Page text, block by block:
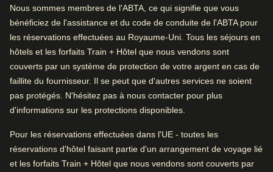
Chaque matin, les clients peuvent savourer un petit
déjeuner dans un cadre lumineux et accueillant, tandis
que les espaces communs informels de l’hôtel invitent à la
détente ou à la convivialité. Un service chaleureux et une
approche moderne et sans chichis garantissent un séjour
agréable et sans souci.
Grâce à son emplacement pratique, son style
contemporain et ses bonnes connexions de transport,
l’Urban Lodge Hotel est une base idéale pour découvrir
Amsterdam à votre rythme.
Arrive à Amsterdam
Très bien
Bien 5%
Moyen
Médiocre 2%
Bon à savoir
Chambres propres
Nous sommes membres de l'ABTA, ce qui signifie que vous
bénéficiez de l'assistance et du code de conduite de l'ABTA pour
les réservations effectuées au Royaume-Uni. Tous les séjours en
hôtels et les forfaits Train + Hôtel que nous vendons sont
couverts par un système de protection de votre argent en cas de
faillite du fournisseur. Il se peut que d'autres services ne soient
pas protégés. N'hésitez pas à nous contacter pour plus
d'informations sur les protections disponibles.
Pour les réservations effectuées dans l'UE - toutes les
réservations d'hôtel faisant partie d'un arrangement de voyage lié
et les forfaits Train + Hôtel que nous vendons sont couverts par